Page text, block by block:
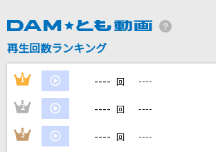
アイドル(ビデオクリップバージョン)
YOASOBI
DAMの新曲・ランキングなど
再生回数ランキング
1 ---- 回 ----
2 ---- 回 ----
3 ---- 回 ----